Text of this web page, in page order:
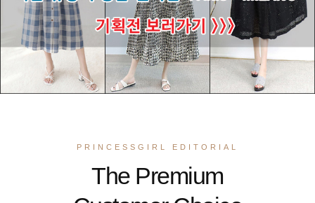
PRINCESSGIRL EDITORIAL
The Premium